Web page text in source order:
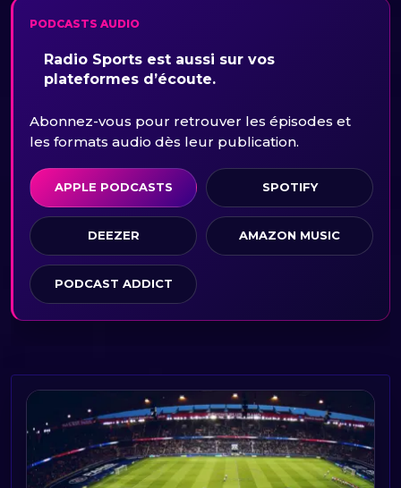
PODCASTS AUDIO
Radio Sports est aussi sur vos
plateformes d’écoute.
Abonnez-vous pour retrouver les épisodes et
les formats audio dès leur publication.
APPLE PODCASTS SPOTIFY
DEEZER AMAZON MUSIC
PODCAST ADDICT